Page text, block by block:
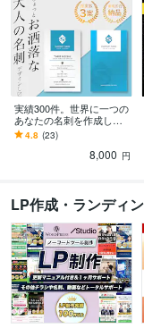
愛知学院大学 2006年3
実績300件。世界に一つの
あなたの名刺を作成しま
す 一枚で印象が変わる、
個性を引き立てる名刺
4.8 (23)
8,000 円
LP作成・ランディ